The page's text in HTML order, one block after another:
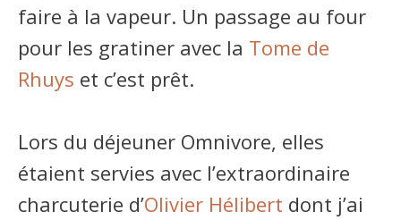
faire à la vapeur. Un passage au four
pour les gratiner avec la Tome de
Rhuys et c’est prêt.
Lors du déjeuner Omnivore, elles
étaient servies avec l’extraordinaire
charcuterie d’Olivier Hélibert dont j’ai